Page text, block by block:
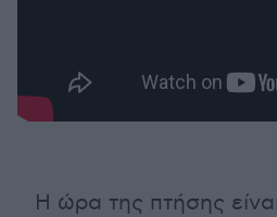
Η ώρα της πτήσης